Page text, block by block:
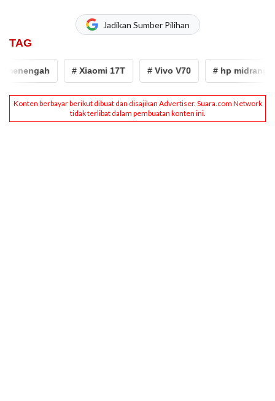
Jadikan Sumber Pilihan
TAG
# Xiaomi 17T # Vivo V70 # hp midrange